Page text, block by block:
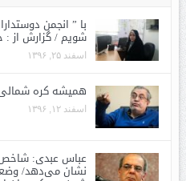
با ” انجمن
شویم / گزارش از
اسفند ۲۵, ۱۳۹۶
همیشه کره
اسفند ۱۲, ۱۳۹۶
عباس عبدی:
نشان می‌دهد/